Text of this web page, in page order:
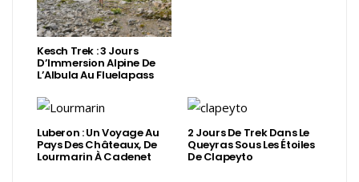
Kesch Trek : 3 Jours
D’Immersion Alpine De
L’Albula Au Fluelapass
Luberon : Un Voyage Au
Pays Des Châteaux, De
Lourmarin À Cadenet
2 Jours De Trek Dans Le
Queyras Sous Les Étoiles
De Clapeyto